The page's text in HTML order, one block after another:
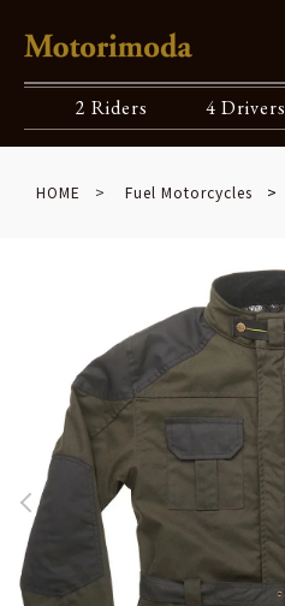
2 Riders 4 Drivers
HOME Fuel Motorcycles